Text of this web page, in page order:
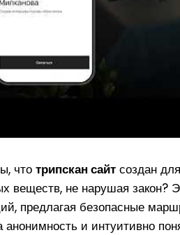
что трипскан сайт создан
веществ, не нарушая закон?
предлагая безопасные
анонимность и интуитивно